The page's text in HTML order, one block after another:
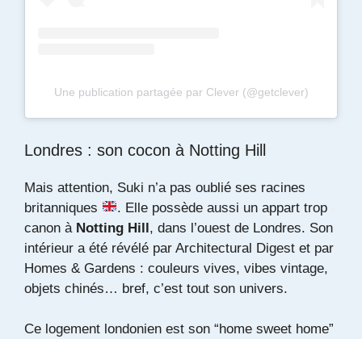
Une publication partagée par Clever (@getclever)
Londres : son cocon à Notting Hill
Mais attention, Suki n’a pas oublié ses racines
britanniques
. Elle possède aussi un appart trop
canon à Notting Hill, dans l’ouest de Londres. Son
intérieur a été révélé par Architectural Digest et par
Homes & Gardens : couleurs vives, vibes vintage,
objets chinés… bref, c’est tout son univers.
Ce logement londonien est son “home sweet home”